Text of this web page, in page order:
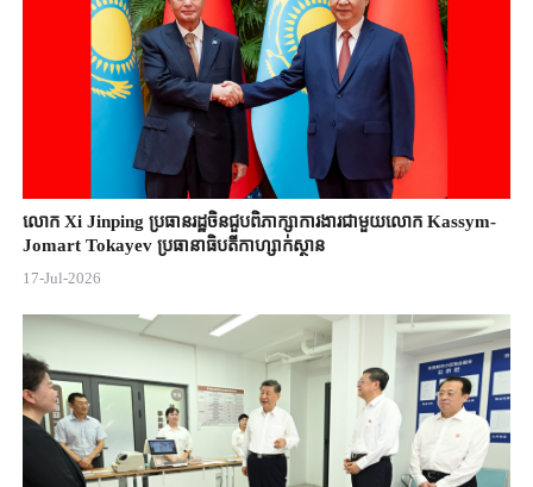
លោក Xi Jinping ប្រធានរដ្ឋចិន​ជួបពិភាក្សា​ការងារជាមួយ​លោក Kassym-
Jomart ​Tokayev ​ប្រធានាធិបតី​កាហ្សាក់ស្ថាន​
17-Jul-2026